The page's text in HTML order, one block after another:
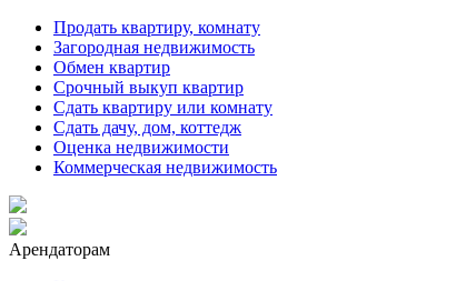
Продать квартиру, комнату
Загородная недвижимость
Обмен квартир
Срочный выкуп квартир
Сдать квартиру или комнату
Сдать дачу, дом, коттедж
Оценка недвижимости
Коммерческая недвижимость
Арендаторам